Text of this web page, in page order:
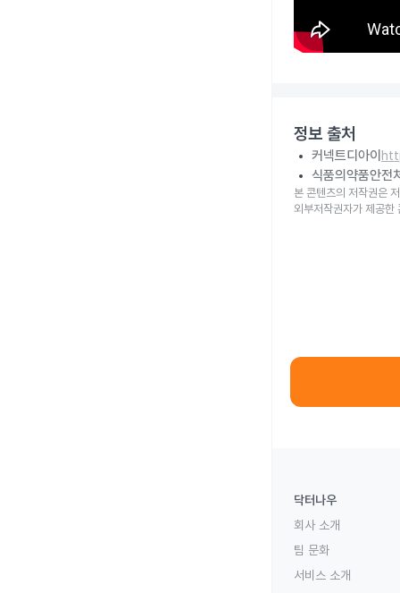
정보 출처
커넥트디아이
식품의약품안전
본 콘텐츠의 저작권은
외부저작권자가 제공한
닥터나우
회사 소개
팀 문화
서비스 소개